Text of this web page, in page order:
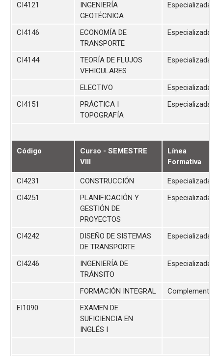
CI4121
INGENIERÍA
GEOTÉCNICA
Especializada
CI4146
ECONOMÍA DE
TRANSPORTE
Especializada
CI4144
TEORÍA DE FLUJOS
VEHICULARES
Especializada
ELECTIVO
Especializada
CI4151
PRÁCTICA I
TOPOGRAFÍA
Especializada
Código
Curso - SEMESTRE
VIII
Línea
Formativa
CI4231 CONSTRUCCIÓN
Especializada
CI4251
PLANIFICACIÓN Y
GESTIÓN DE
PROYECTOS
Especializada
CI4242
DISEÑO DE SISTEMAS
DE TRANSPORTE
Especializada
CI4246
INGENIERÍA DE
TRÁNSITO
Especializada
FORMACIÓN INTEGRAL
EI1090
EXAMEN DE
SUFICIENCIA EN
INGLÉS I